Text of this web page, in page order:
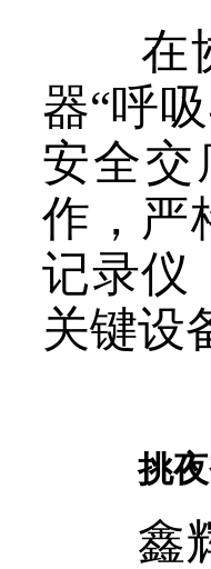
在协
器“呼
安全交
作，严
记录仪
关键设
挑
鑫辉